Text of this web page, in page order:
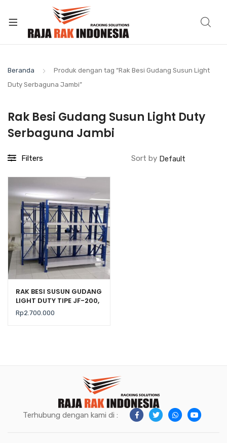
Beranda
Produk dengan tag “Rak Besi Gudang Susun Light
Duty Serbaguna Jambi”
Rak Besi Gudang Susun Light Duty
Serbaguna Jambi
Filters Sort by
RAK BESI SUSUN GUDANG
LIGHT DUTY TIPE JF-200,
KEKUATAN 200 KG / LEVEL
Rp2.700.000
Terhubung dengan kami di :